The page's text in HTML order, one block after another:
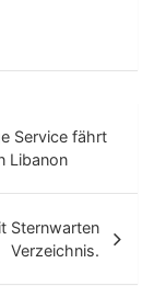
Service fährt
Libanon
Sternwarten
Verzeichnis.